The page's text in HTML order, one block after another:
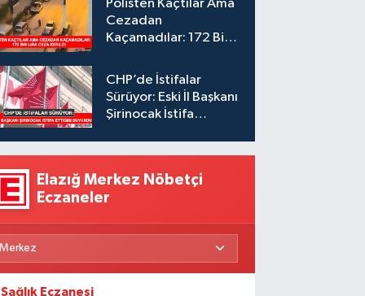
Polisten Kaçtılar Ama
Cezadan
Kaçamadılar: 172 Bin
CHP’de İstifalar
Sürüyor: Eski İl Başkanı
Şirinocak İstifa
Elazığ Merkez Nöbetçi
Eczaneler
Sağlık Eczanesi